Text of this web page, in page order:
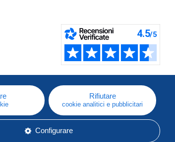
Rifiutare
cookie analitici e pubblicitari
Configurare